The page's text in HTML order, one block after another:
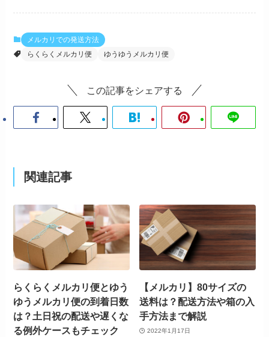
メルカリでの発送方法
らくらくメルカリ便
ゆうゆうメルカリ便
この記事をシェアする
関連記事
らくらくメルカリ便とゆう
ゆうメルカリ便の到着日数
は？土日祝の配送や遅くな
る例外ケースもチェック
【メルカリ】80サイズの
送料は？配送方法や箱の入
手方法まで解説
2022年1月17日